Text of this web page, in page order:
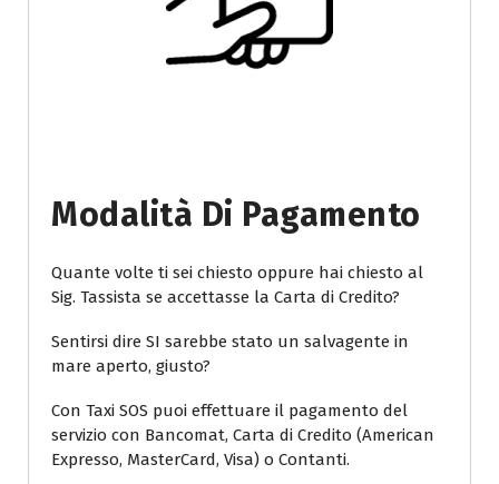
Modalità Di Pagamento
Quante volte ti sei chiesto oppure hai chiesto al
Sig. Tassista se accettasse la Carta di Credito?
Sentirsi dire SI sarebbe stato un salvagente in
mare aperto, giusto?
Con Taxi SOS puoi effettuare il pagamento del
servizio con Bancomat, Carta di Credito (American
Expresso, MasterCard, Visa) o Contanti.